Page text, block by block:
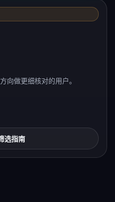
向做更细核对的用户。
选指南